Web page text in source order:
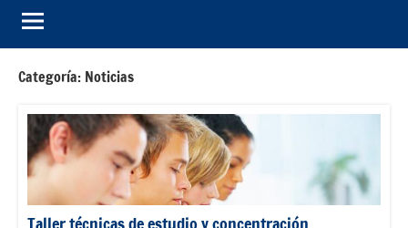
Categoría: Noticias